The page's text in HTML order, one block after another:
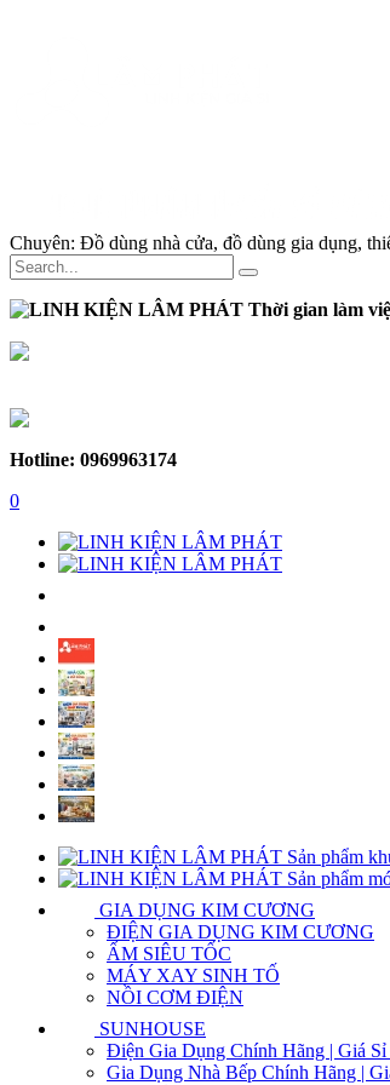
Chuyên: Đồ dùng nhà cửa, đồ dùng gia dụng,
Thời gian làm
Hotline: 0969963174
0
Sản phẩm
Sản phẩm
GIA DỤNG KIM CƯƠNG
ĐIỆN GIA DỤNG KIM CƯƠNG
ẤM SIÊU TỐC
MÁY XAY SINH TỐ
NỒI CƠM ĐIỆN
SUNHOUSE
Điện Gia Dụng Chính Hãng | Giá Sỉ
Gia Dụng Nhà Bếp Chính Hãng |